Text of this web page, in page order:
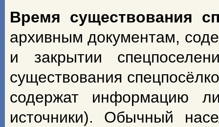
Время существования
архивным документам,
и закрытии
существования
содержат информацию
источники). Обычный